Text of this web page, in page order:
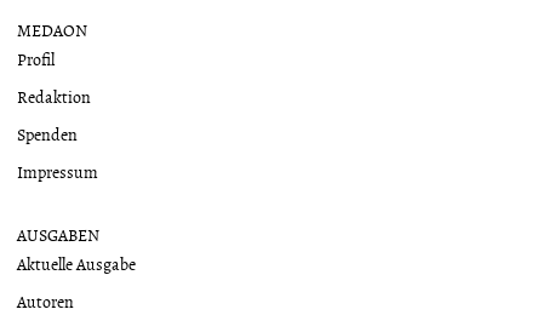
MEDAON
Profil
Redaktion
Spenden
Impressum
AUSGABEN
Aktuelle Ausgabe
Autoren